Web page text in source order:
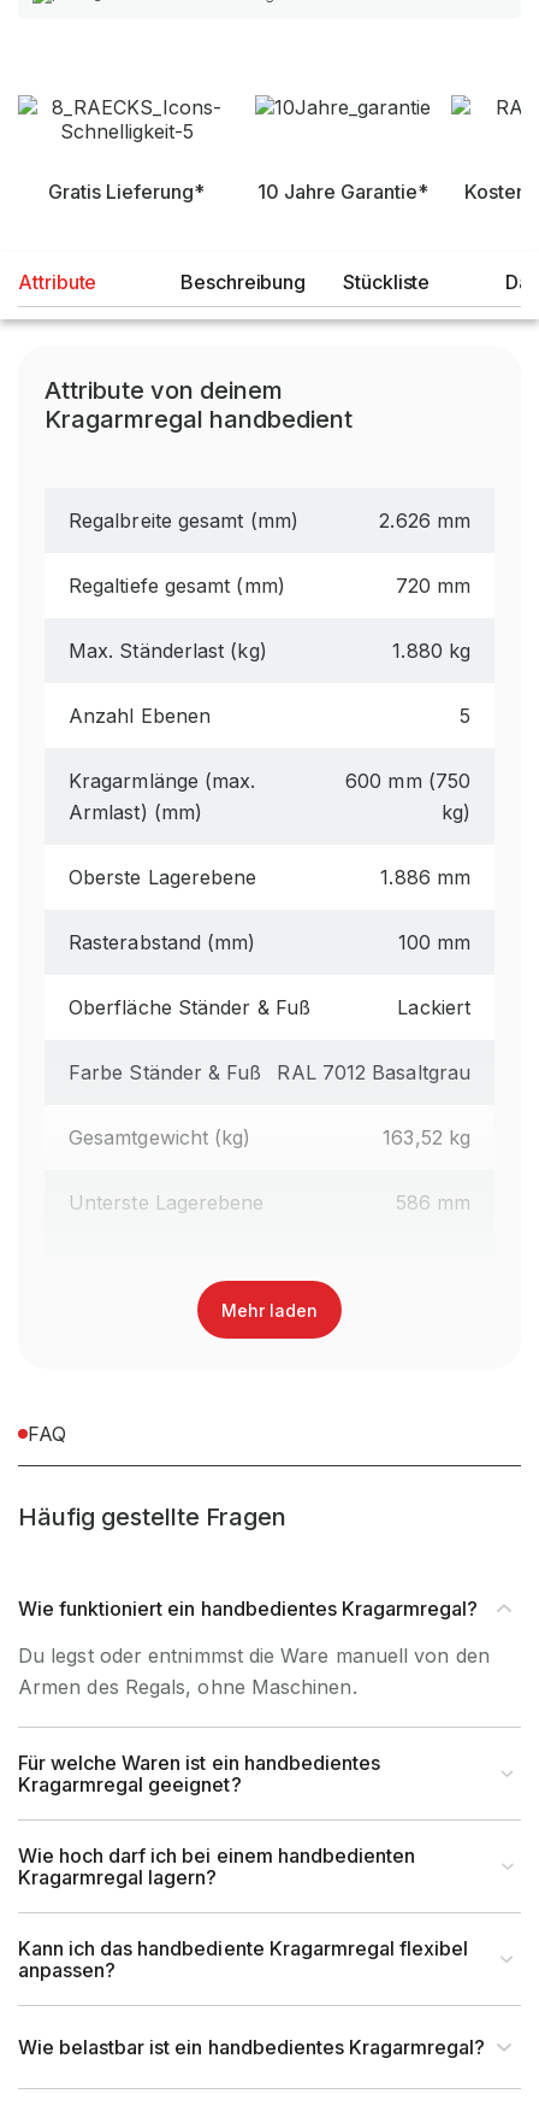
Gratis Lieferung* 10 Jahre Garantie*
Attribute Beschreibung Stückliste
Attribute von deinem
Kragarmregal handbedient
Regalbreite gesamt (mm) 2.626 mm
Regaltiefe gesamt (mm) 720 mm
Max. Ständerlast (kg) 1.880 kg
Anzahl Ebenen 5
Kragarmlänge (max.
Armlast) (mm)
600 mm (750
kg)
Oberste Lagerebene 1.886 mm
Rasterabstand (mm) 100 mm
Oberfläche Ständer & Fuß Lackiert
Farbe Ständer & Fuß RAL 7012 Basaltgrau
Gesamtgewicht (kg) 163,52 kg
Unterste Lagerebene 586 mm
Oberfläche Kragarme
Regaltyp Kragarmregal Handbedient
Abrollsicherung im Kragarm integriert
Garantiezeit 10 Jahre
Brancheneignung
Holzhandel, Handwerk &
Werkstatt, Industrie &
Fertigung, Auto & Garage
Bedienart
für Handbedienung &
Montageart Schraubbar
Anlieferart Zerlegt
Mehr laden
FAQ
Häufig gestellte Fragen
Wie funktioniert ein handbedientes Kragarmregal?
Du legst oder entnimmst die Ware manuell von den
Armen des Regals, ohne Maschinen.
Für welche Waren ist ein handbedientes
Kragarmregal geeignet?
Wie hoch darf ich bei einem handbedienten
Kragarmregal lagern?
Kann ich das handbediente Kragarmregal flexibel
anpassen?
Wie belastbar ist ein handbedientes Kragarmregal?